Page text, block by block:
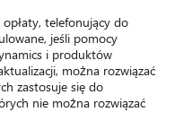
telefonujący do
jeśli pomocy
i produktów
można rozwiązać
zastosuje się do
nie można rozwiązać